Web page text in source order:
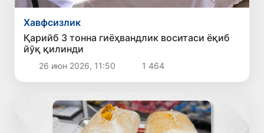
Хавфсизлик
Қарийб 3 тонна гиёҳвандлик воситаси ёқиб
йўқ қилинди
26 июн 2026, 11:50 1 464